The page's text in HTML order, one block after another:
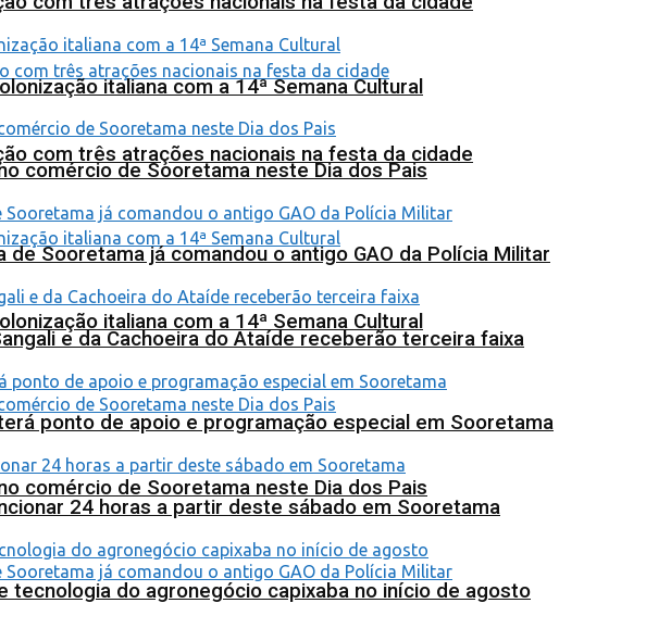
com três atrações nacionais na festa da cidade
italiana com a 14ª Semana Cultural
comércio de Sooretama neste Dia dos Pais
italiana com a 14ª Semana Cultural
comércio de Sooretama neste Dia dos Pais
Sooretama já comandou o antigo GAO da Polícia Militar
e da Cachoeira do Ataíde receberão terceira faixa
ponto de apoio e programação especial em Sooretama
24 horas a partir deste sábado em Sooretama
tecnologia do agronegócio capixaba no início de agosto